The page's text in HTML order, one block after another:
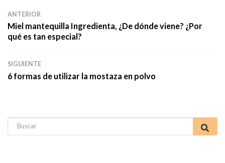
ANTERIOR
Miel mantequilla Ingredienta, ¿De dónde viene? ¿Por
qué es tan especial?
SIGUIENTE
6 formas de utilizar la mostaza en polvo